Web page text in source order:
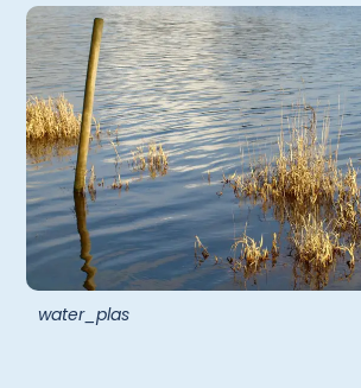
water_plas